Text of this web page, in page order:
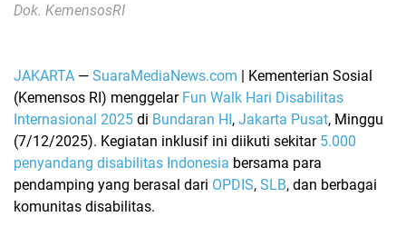
Dok. KemensosRI
JAKARTA — SuaraMediaNews.com
Kementerian Sosial
(Kemensos RI) menggelar Fun Walk Hari Disabilitas
Internasional 2025 di Bundaran HI , Jakarta Pusat, Minggu
(7/12/2025). Kegiatan inklusif ini diikuti sekitar 5.000
penyandang disabilitas Indonesia bersama para
pendamping yang berasal dari OPDIS, SLB, dan berbagai
komunitas disabilitas.